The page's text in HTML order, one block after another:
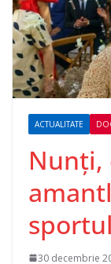
ACTUALITATE
Nunţi,
30 decembrie